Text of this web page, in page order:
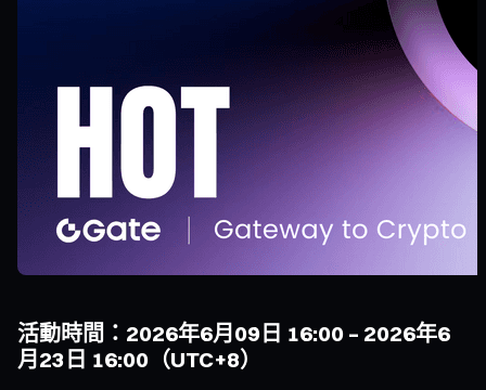
活動時間：2026年6月09日 16:00 – 2026年6
月23日 16:00（UTC+8）